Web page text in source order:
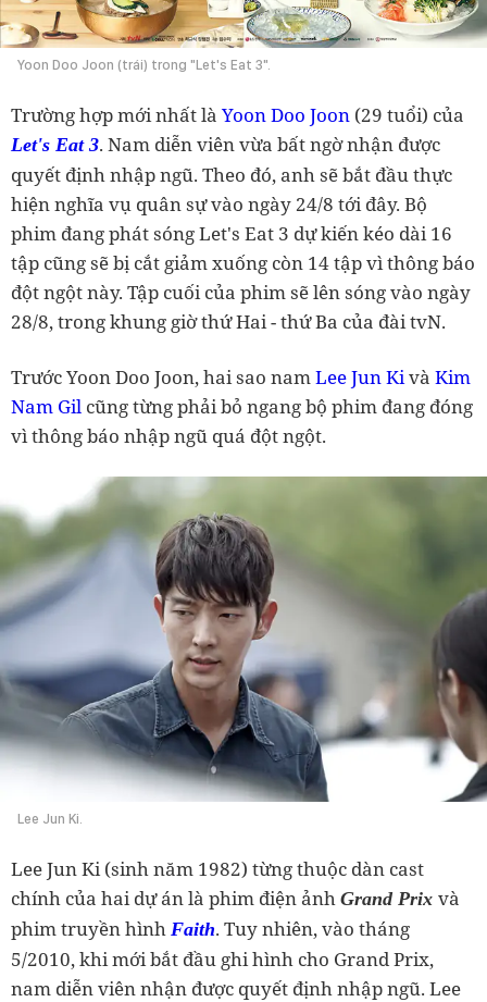
Yoon Doo Joon (trái) trong "Let's Eat 3".
Trường hợp mới nhất là Yoon Doo Joon (29 tuổi) của
Let's Eat 3. Nam diễn viên vừa bất ngờ nhận được
quyết định nhập ngũ. Theo đó, anh sẽ bắt đầu thực
hiện nghĩa vụ quân sự vào ngày 24/8 tới đây. Bộ
phim đang phát sóng Let's Eat 3 dự kiến kéo dài 16
tập cũng sẽ bị cắt giảm xuống còn 14 tập vì thông báo
đột ngột này. Tập cuối của phim sẽ lên sóng vào ngày
28/8, trong khung giờ thứ Hai - thứ Ba của đài tvN.
Trước Yoon Doo Joon, hai sao namLee Jun Kivà Kim
Nam Gil cũng từng phải bỏ ngang bộ phim đang đóng
vì thông báo nhập ngũ quá đột ngột.
Lee Jun Ki.
Lee Jun Ki (sinh năm 1982) từng thuộc dàn cast
chính của hai dự án là phim điện ảnh Grand Prix và
phim truyền hình Faith. Tuy nhiên, vào tháng
5/2010, khi mới bắt đầu ghi hình cho Grand Prix,
nam diễn viên nhận được quyết định nhập ngũ. Lee